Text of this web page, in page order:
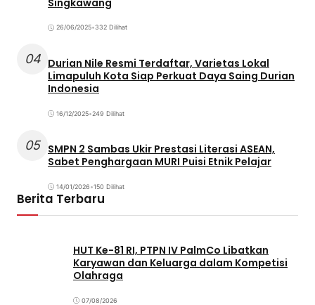
26/06/2025•332 Dilihat
04 Durian Nile Resmi Terdaftar, Varietas Lokal
Limapuluh Kota Siap Perkuat Daya Saing Durian
Indonesia
16/12/2025•249 Dilihat
05 SMPN 2 Sambas Ukir Prestasi Literasi ASEAN,
Sabet Penghargaan MURI Puisi Etnik Pelajar
14/01/2026•150 Dilihat
Berita Terbaru
HUT Ke-81 RI, PTPN IV PalmCo Libatkan
Karyawan dan Keluarga dalam Kompetisi
Olahraga
07/08/2026